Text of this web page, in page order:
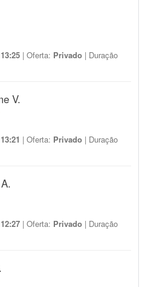
| Oferta: Privado | Duração
V.
| Oferta: Privado | Duração
| Oferta: Privado | Duração